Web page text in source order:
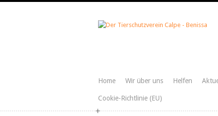
Home Wir über uns Helfen
Cookie-Richtlinie (EU)